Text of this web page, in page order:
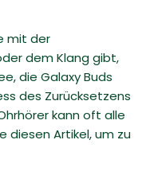
mit der
dem Klang gibt,
die Galaxy Buds
des Zurücksetzens
kann oft alle
diesen Artikel, um zu